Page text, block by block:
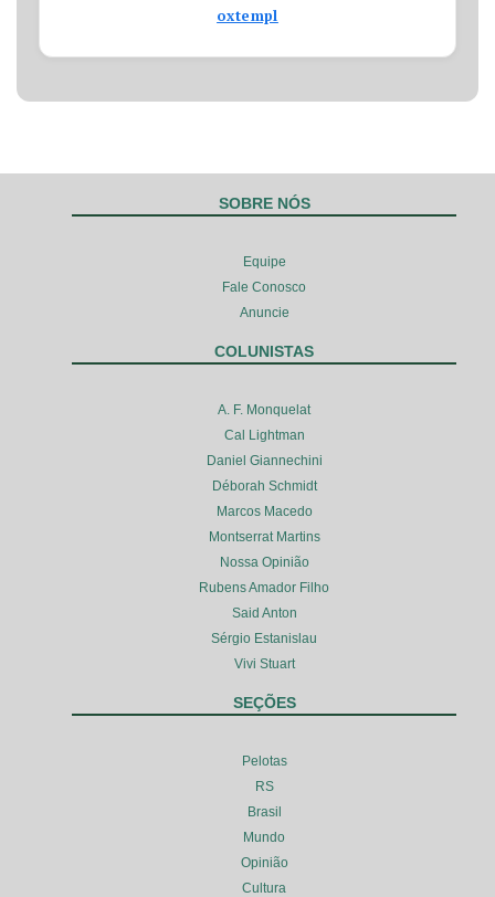
oxtempl
SOBRE NÓS
Equipe
Fale Conosco
Anuncie
COLUNISTAS
A. F. Monquelat
Cal Lightman
Daniel Giannechini
Déborah Schmidt
Marcos Macedo
Montserrat Martins
Nossa Opinião
Rubens Amador Filho
Said Anton
Sérgio Estanislau
Vivi Stuart
SEÇÕES
Pelotas
RS
Brasil
Mundo
Opinião
Cultura